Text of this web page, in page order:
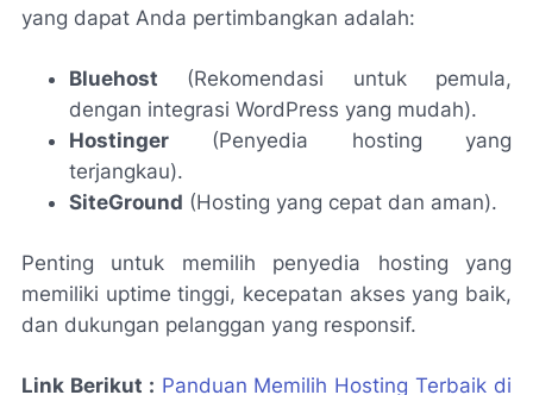
yang dapat Anda pertimbangkan adalah:
Bluehost (Rekomendasi untuk pemula,
dengan integrasi WordPress yang mudah).
Hostinger (Penyedia hosting yang
terjangkau).
SiteGround (Hosting yang cepat dan aman).
Penting untuk memilih penyedia hosting yang
memiliki uptime tinggi, kecepatan akses yang baik,
dan dukungan pelanggan yang responsif.
Link Berikut : Panduan Memilih Hosting Terbaik di